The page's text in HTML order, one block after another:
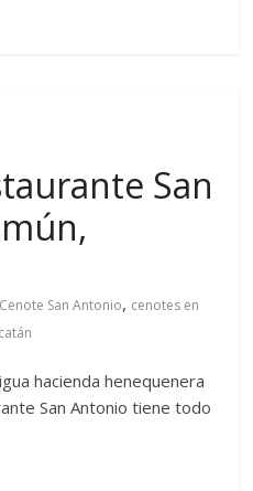
San
Cenote San Antonio, cenotes en
hacienda henequenera
San Antonio tiene todo